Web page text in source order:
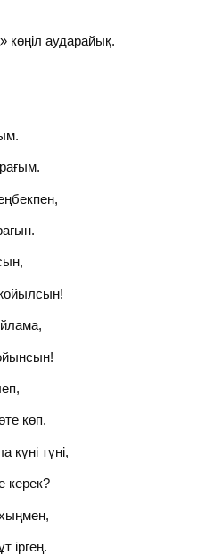
аударайық.
көп.
күні түні,
керек?
іргең.